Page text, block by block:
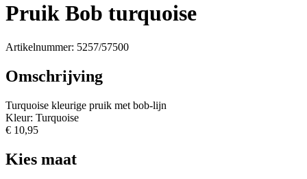
Pruik Bob turquoise
Artikelnummer: 5257/57500
Omschrijving
Turquoise kleurige pruik met bob-lijn
Kleur: Turquoise
€ 10,95
Kies maat